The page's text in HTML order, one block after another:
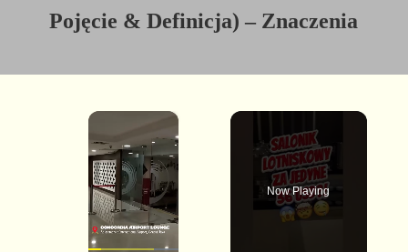
Pojęcie & Definicja) – Znaczenia
×
Now Playing